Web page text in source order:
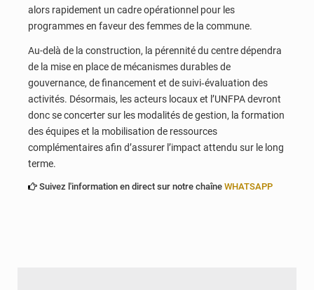
alors rapidement un cadre opérationnel pour les
programmes en faveur des femmes de la commune.
Au-delà de la construction, la pérennité du centre dépendra
de la mise en place de mécanismes durables de
gouvernance, de financement et de suivi‑évaluation des
activités. Désormais, les acteurs locaux et l’UNFPA devront
donc se concerter sur les modalités de gestion, la formation
des équipes et la mobilisation de ressources
complémentaires afin d’assurer l’impact attendu sur le long
terme.
Suivez l'information en direct sur notre chaîne WHATSAPP